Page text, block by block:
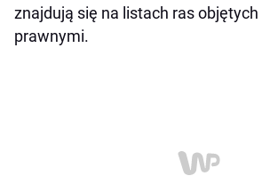
znajdują się na listach ras
prawnymi.